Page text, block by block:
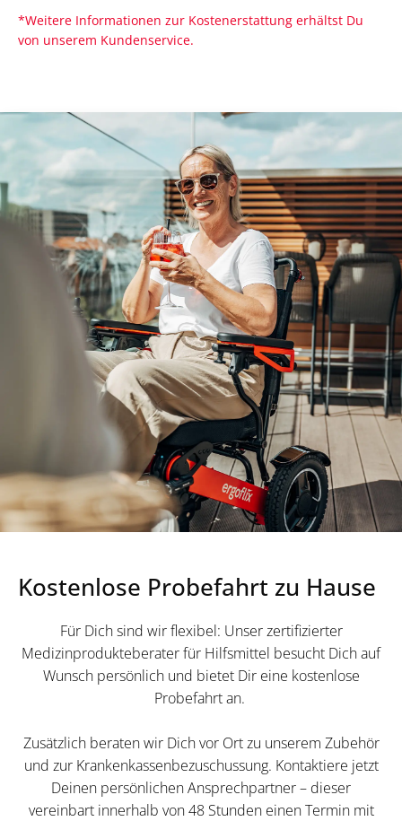
*Weitere Informationen zur Kostenerstattung erhältst Du
von unserem Kundenservice.
Kostenlose Probefahrt zu Hause
Für Dich sind wir flexibel: Unser zertifizierter
Medizinprodukteberater für Hilfsmittel besucht Dich auf
Wunsch persönlich und bietet Dir eine kostenlose
Probefahrt an.
Zusätzlich beraten wir Dich vor Ort zu unserem Zubehör
und zur Krankenkassenbezuschussung. Kontaktiere jetzt
Deinen persönlichen Ansprechpartner – dieser
vereinbart innerhalb von 48 Stunden einen Termin mit